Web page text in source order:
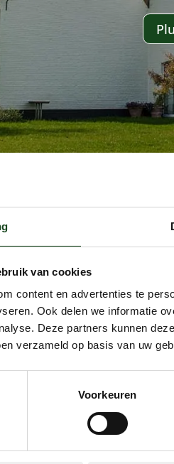
van cookies
content en advertenties te
Ook delen we informatie
Deze partners kunnen
verzameld op basis van uw
Voorkeuren
seconde vie
Aquastra peut
sont prêts à s’occuper de
de vos façades
mains.
ce qui lui permet également
analyse approfondie de
travailler avec les techniques
techniques et matériaux,